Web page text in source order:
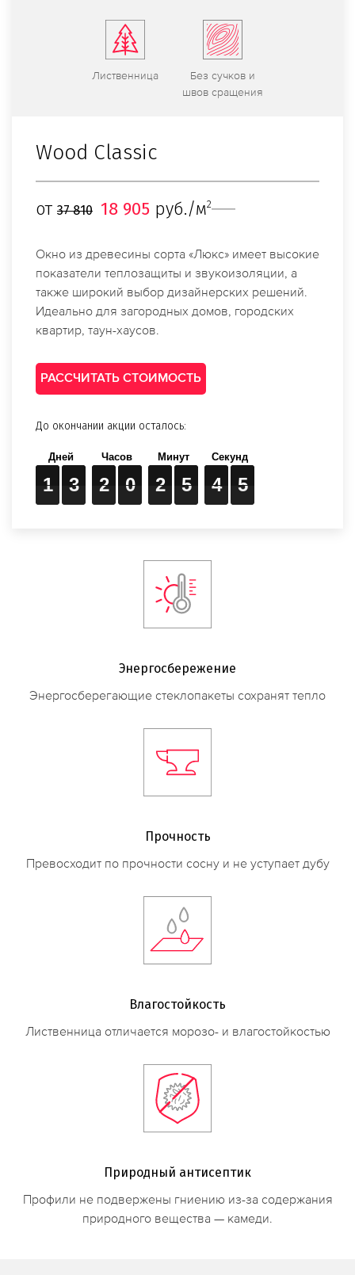
Листвен­ница
Без сучков и
швов сраще­ния
Wood Classic
от 37 810 18 905 руб./м2
Окно из древесины сорта «Люкс» имеет высокие
показатели теплозащиты и звукоизоляции, а
также широкий выбор дизайнерских решений.
Идеально для загородных домов, городских
квартир, таун-хаусов.
РАССЧИТАТЬ СТОИМОСТЬ
До окончании акции осталось:
1
1
1
1 3
3
3
3 2
2
2
2 0
0
0
0 2
2
2
2 5
5
5
5 4
4
4
4 3
4
3
4
Энергосбережение
Энергосберегающие стеклопакеты сохранят тепло
Прочность
Превосходит по прочности сосну и не уступает дубу
Влагостойкость
Лиственница отличается морозо- и влагостойкостью
Природный антисептик
Профили не подвержены гниению из-за содержания
природного вещества — камеди.